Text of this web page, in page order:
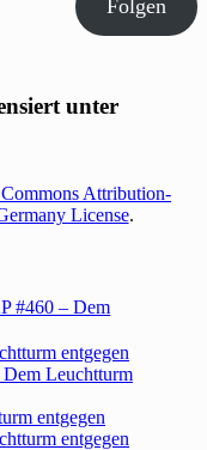
Folgen
unter
Attribution-
License.
#460 – Dem
entgegen
Leuchtturm
entgegen
entgegen